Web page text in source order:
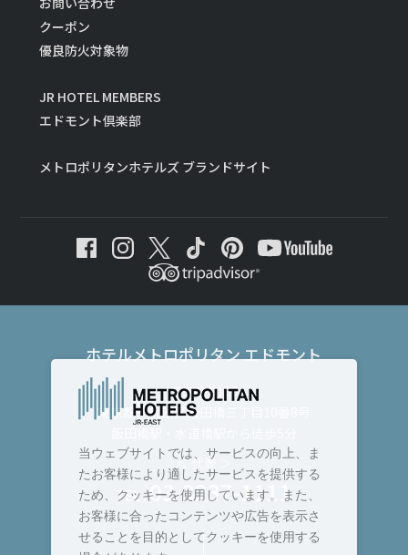
クーポン
優良防火対象物
JR HOTEL MEMBERS
エドモント倶楽部
メトロポリタンホテルズ ブランドサイト
ホテルメトロポリタン エドモント
〒102-8130
東京都千代田区飯田橋三丁目10番8号
＜ 代表 ＞
TEL :03-3237-1111
当ウェブサイトでは、サービスの向上、ま
たお客様により適したサービスを提供する
ため、クッキーを使用しています。また、
お客様に合ったコンテンツや広告を表示さ
せることを目的としてクッキーを使用する